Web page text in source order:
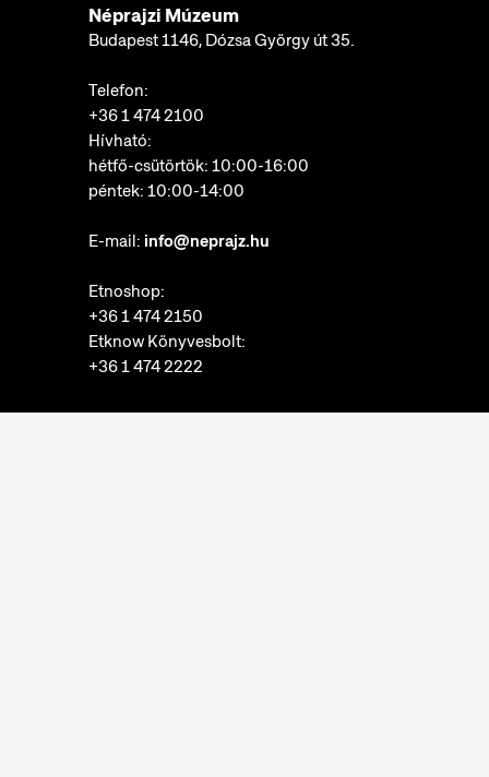
Néprajzi Múzeum
Budapest 1146, Dózsa György út 35.
Telefon:
+36 1 474 2100
Hívható:
hétfő-csütörtök: 10:00-16:00
péntek: 10:00-14:00
E-mail: info@neprajz.hu
Etnoshop:
+36 1 474 2150
Etknow Könyvesbolt:
+36 1 474 2222